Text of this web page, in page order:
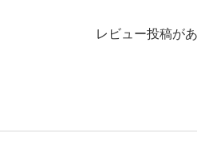
レビュー投稿が